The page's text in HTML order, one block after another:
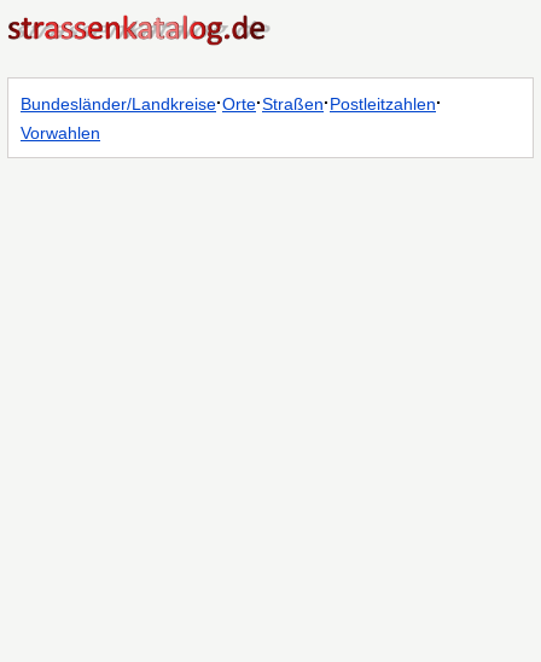
Bundesländer/Landkreise·Orte·Straßen·Postleitzahlen·
Vorwahlen